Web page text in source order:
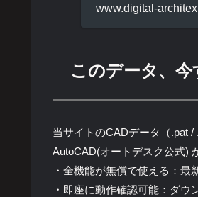
www.digital-
このデータ、
当サイトのCADデータ（.pat
AutoCAD(オートデスク公式)
・全機能が無償で使える：最
・即座に動作確認可能：ダウ